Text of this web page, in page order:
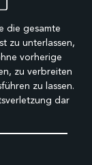
die gesamte
zu unterlassen,
vorherige
zu verbreiten
zu lassen.
dar